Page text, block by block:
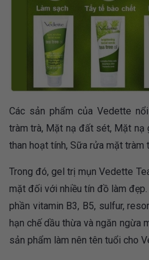
Các sản phẩm của Vedette
tràm trà, Mặt nạ đất sét, Mặt nạ
than hoạt tính, Sữa rửa mặt tràm
Trong đó, gel trị mụn Vedette
mặt đối với nhiều tín đồ làm
phần vitamin B3, B5, sulfur,
hạn chế dầu thừa và ngăn ngừa
sản phẩm làm nên tên tuổi cho